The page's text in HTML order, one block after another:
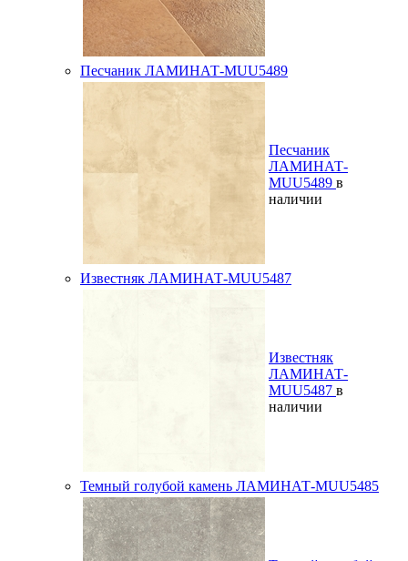
Песчаник ЛАМИНАТ-MUU5489
Песчаник
ЛАМИНАТ-
MUU5489 в
наличии
Известняк ЛАМИНАТ-MUU5487
Известняк
ЛАМИНАТ-
MUU5487 в
наличии
Темный голубой камень ЛАМИНАТ-MUU5485